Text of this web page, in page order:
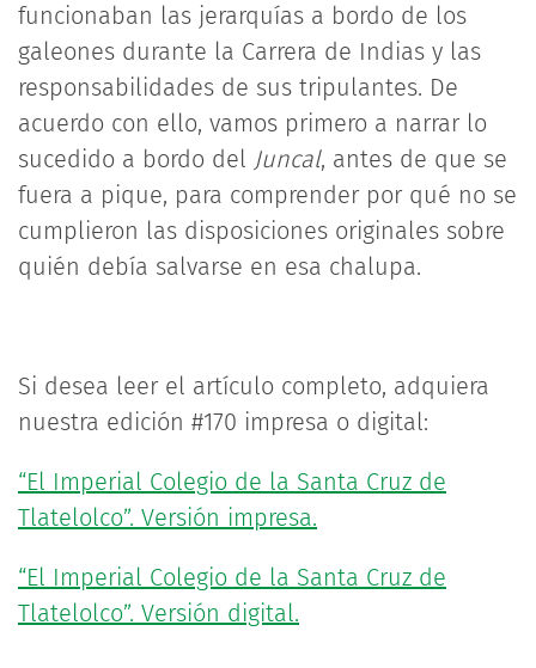
funcionaban las jerarquías a bordo de los
galeones durante la Carrera de Indias y las
responsabilidades de sus tripulantes. De
acuerdo con ello, vamos primero a narrar lo
sucedido a bordo del Juncal, antes de que se
fuera a pique, para comprender por qué no se
cumplieron las disposiciones originales sobre
quién debía salvarse en esa chalupa.
Si desea leer el artículo completo, adquiera
nuestra edición #170 impresa o digital:
“El Imperial Colegio de la Santa Cruz de
Tlatelolco”. Versión impresa.
“El Imperial Colegio de la Santa Cruz de
Tlatelolco”. Versión digital.